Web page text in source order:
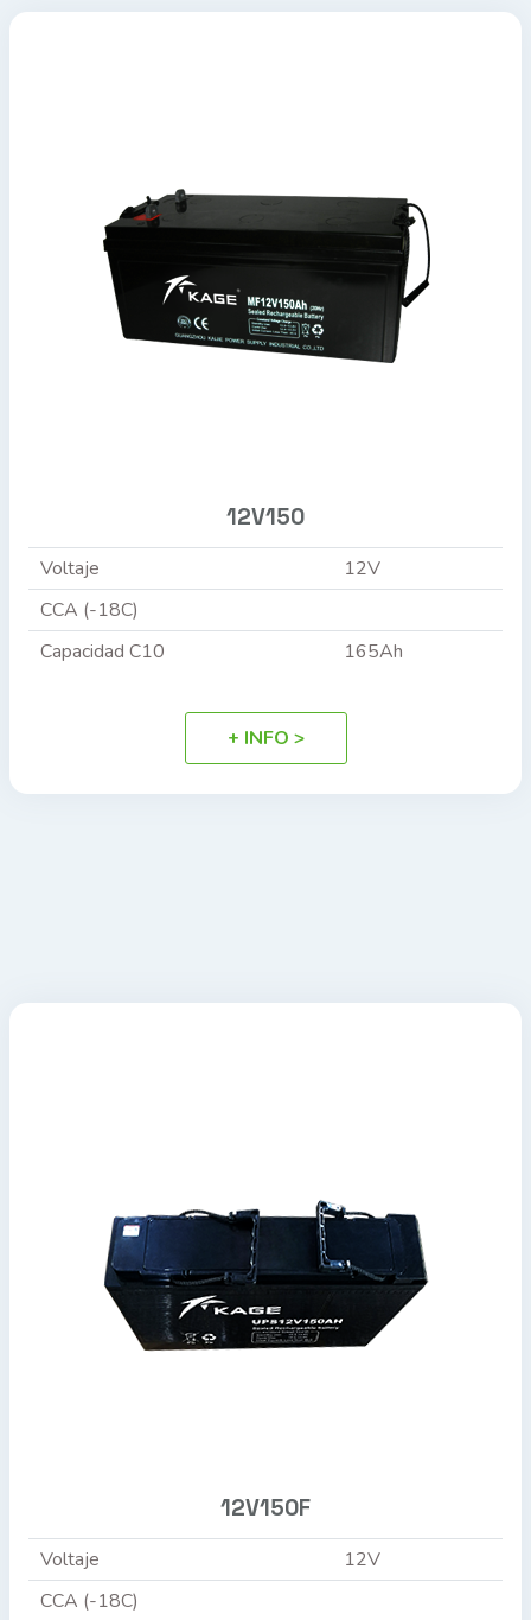
12V150
Voltaje
12V
CCA (-18C)
Capacidad C10
165Ah
+ INFO >
12V150F
Voltaje
12V
CCA (-18C)